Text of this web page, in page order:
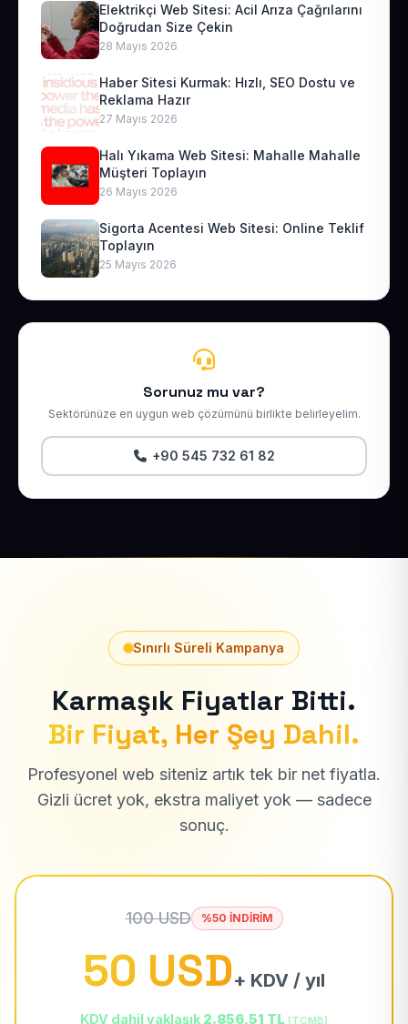
Elektrikçi Web Sitesi: Acil Arıza Çağrılarını
Doğrudan Size Çekin
28 Mayıs 2026
Haber Sitesi Kurmak: Hızlı, SEO Dostu ve
Reklama Hazır
27 Mayıs 2026
Halı Yıkama Web Sitesi: Mahalle Mahalle
Müşteri Toplayın
26 Mayıs 2026
Sigorta Acentesi Web Sitesi: Online Teklif
Toplayın
25 Mayıs 2026
Sorunuz mu var?
Sektörünüze en uygun web çözümünü birlikte belirleyelim.
+90 545 732 61 82
Sınırlı Süreli Kampanya
Karmaşık Fiyatlar Bitti.
Bir Fiyat, Her Şey Dahil.
Profesyonel web siteniz artık tek bir net fiyatla.
Gizli ücret yok, ekstra maliyet yok — sadece
sonuç.
100 USD %50 İNDİRİM
50 USD+ KDV / yıl
KDV dahil yaklaşık 2.856,51 TL (TCMB)